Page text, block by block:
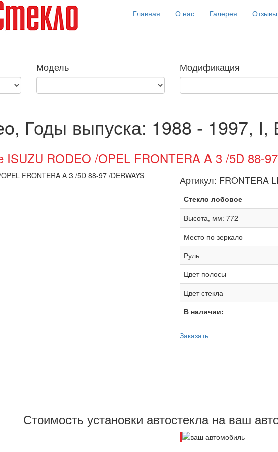
Главная О нас Галерея Отзывы
Модель Модификация
Годы выпуска: 1988 - 1997, I,
ISUZU RODEO /OPEL FRONTERA A 3 /5D 88-
Артикул: FRONTERA
Стекло лобовое
Высота, мм: 772
Место по зеркало
Руль
Цвет полосы
Цвет стекла
В наличии:
Заказать
Стоимость установки автостекла на ваш